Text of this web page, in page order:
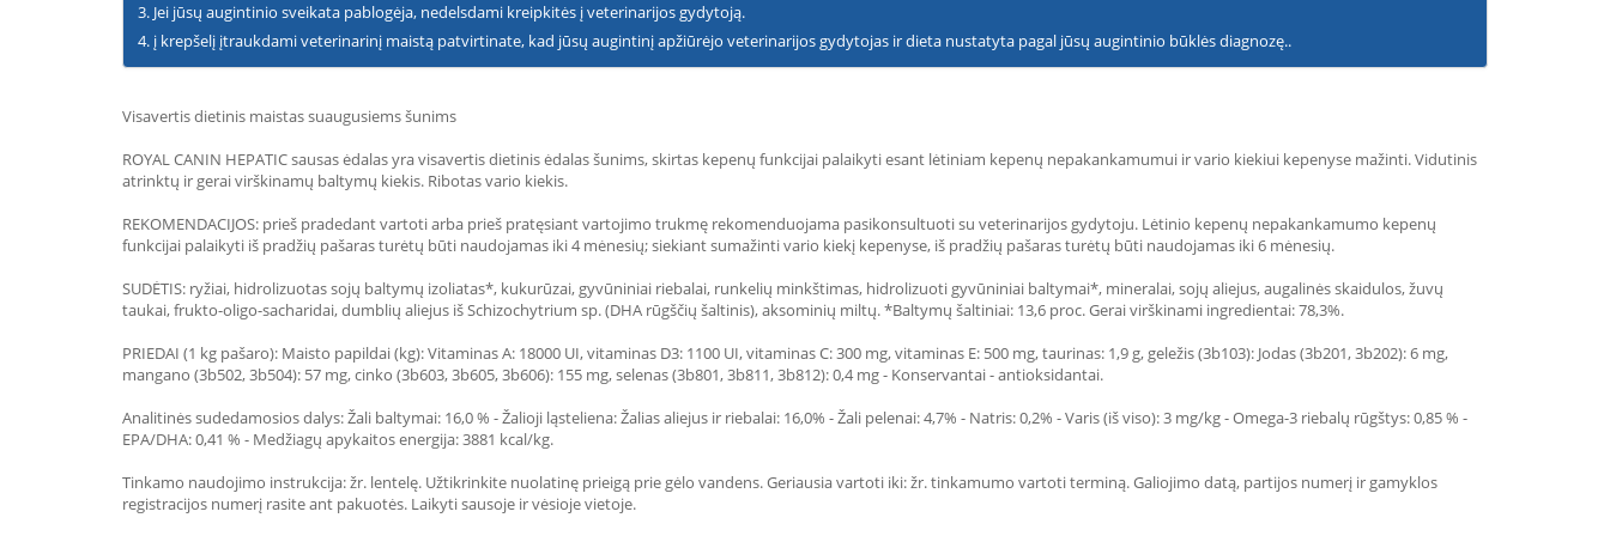
Jei jūsų augintinio sveikata pablogėja, nedelsdami kreipkitės į veterinarijos gydytoją.
į krepšelį įtraukdami veterinarinį maistą patvirtinate, kad jūsų augintinį apžiūrėjo veterinarijos gydytojas ir dieta nustatyta pagal jūsų augintinio būklės diagnozę..
Visavertis dietinis maistas suaugusiems šunims
ROYAL CANIN HEPATIC sausas ėdalas yra visavertis dietinis ėdalas šunims, skirtas kepenų funkcijai palaikyti esant lėtiniam kepenų nepakankamumui ir vario kiekiui kepenyse mažinti. Vidutinis
atrinktų ir gerai virškinamų baltymų kiekis. Ribotas vario kiekis.
REKOMENDACIJOS: prieš pradedant vartoti arba prieš pratęsiant vartojimo trukmę rekomenduojama pasikonsultuoti su veterinarijos gydytoju. Lėtinio kepenų nepakankamumo kepenų
funkcijai palaikyti iš pradžių pašaras turėtų būti naudojamas iki 4 mėnesių; siekiant sumažinti vario kiekį kepenyse, iš pradžių pašaras turėtų būti naudojamas iki 6 mėnesių.
SUDĖTIS: ryžiai, hidrolizuotas sojų baltymų izoliatas*, kukurūzai, gyvūniniai riebalai, runkelių minkštimas, hidrolizuoti gyvūniniai baltymai*, mineralai, sojų aliejus, augalinės skaidulos, žuvų
taukai, frukto-oligo-sacharidai, dumblių aliejus iš Schizochytrium sp. (DHA rūgščių šaltinis), aksominių miltų. *Baltymų šaltiniai: 13,6 proc. Gerai virškinami ingredientai: 78,3%.
PRIEDAI (1 kg pašaro): Maisto papildai (kg): Vitaminas A: 18000 UI, vitaminas D3: 1100 UI, vitaminas C: 300 mg, vitaminas E: 500 mg, taurinas: 1,9 g, geležis (3b103): Jodas (3b201, 3b202): 6 mg,
mangano (3b502, 3b504): 57 mg, cinko (3b603, 3b605, 3b606): 155 mg, selenas (3b801, 3b811, 3b812): 0,4 mg - Konservantai - antioksidantai.
Analitinės sudedamosios dalys: Žali baltymai: 16,0 % - Žalioji ląsteliena: Žalias aliejus ir riebalai: 16,0% - Žali pelenai: 4,7% - Natris: 0,2% - Varis (iš viso): 3 mg/kg - Omega-3 riebalų rūgštys: 0,85 % -
EPA/DHA: 0,41 % - Medžiagų apykaitos energija: 3881 kcal/kg.
Tinkamo naudojimo instrukcija: žr. lentelę. Užtikrinkite nuolatinę prieigą prie gėlo vandens. Geriausia vartoti iki: žr. tinkamumo vartoti terminą. Galiojimo datą, partijos numerį ir gamyklos
registracijos numerį rasite ant pakuotės. Laikyti sausoje ir vėsioje vietoje.